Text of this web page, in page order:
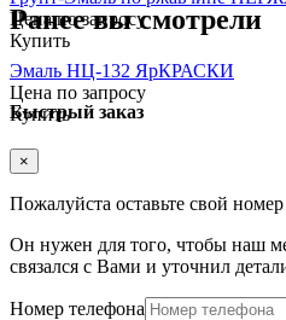
Цена по запросу
Купить
Ранее вы смотрели
Эмаль НЦ-132 ЯрКРАСКИ
Цена по запросу
Купить
Быстрый заказ
×
Пожалуйста оставьте свой
Он нужен для того, чтобы наш
связался с Вами и уточнил
Номер телефона